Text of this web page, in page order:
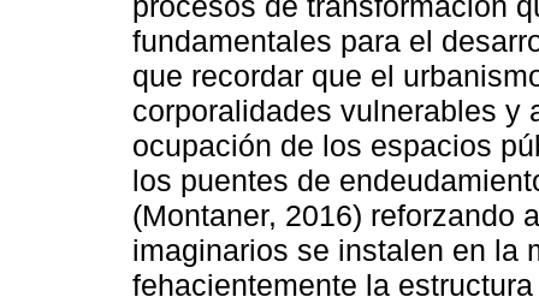
fundamentales para el
que recordar que el
corporalidades vulnerables y
ocupación de los espacios
los puentes de
(Montaner, 2016) reforzando
imaginarios se instalen en la
fehacientemente la